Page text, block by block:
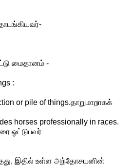
மைதானம் -
:
or pile of things.தாறுமாறாகக்
horses professionally in races.
ஓட்டுபவர்
இதில் உள்ள அந்தோசயனின்